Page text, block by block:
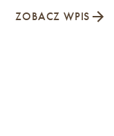
ZOBACZ WPIS